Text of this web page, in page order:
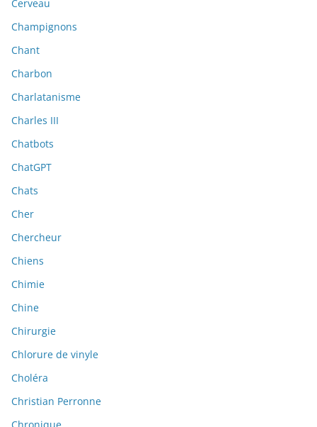
Cerveau
Champignons
Chant
Charbon
Charlatanisme
Charles III
Chatbots
ChatGPT
Chats
Cher
Chercheur
Chiens
Chimie
Chine
Chirurgie
Chlorure de vinyle
Choléra
Christian Perronne